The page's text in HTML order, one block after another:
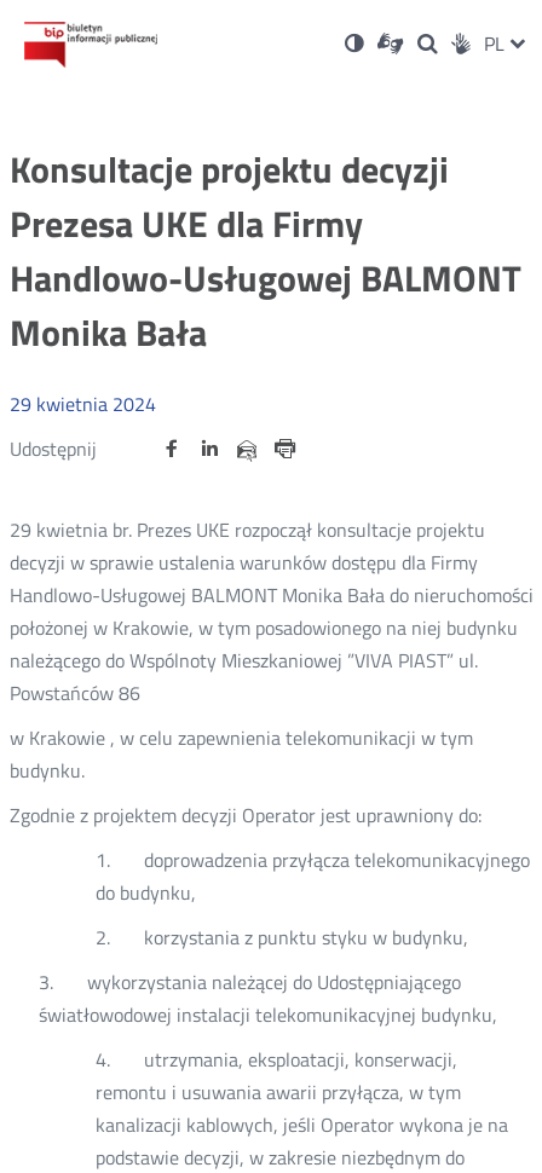
Ustawienia
Wersja
kontrastowa
Dla
niesłyszących
OtwórzOtwórz
w
Otwórz
w
Social PL
Konsultacje projektu decyzji
Prezesa UKE dla Firmy
Handlowo-Usługowej BALMONT
Monika Bała
29 kwietnia 2024
Udostępnij
Udostępnij
Otwórz Udostępnij
na
OtwórzUdostępnij
na
OtwórzUdostępnij
przez
29 kwietnia br. Prezes UKE rozpoczął konsultacje projektu
decyzji w sprawie ustalenia warunków dostępu dla Firmy
Handlowo-Usługowej BALMONT Monika Bała do nieruchomości
położonej w Krakowie, w tym posadowionego na niej budynku
należącego do Wspólnoty Mieszkaniowej ”VIVA PIAST” ul.
Powstańców 86
w Krakowie , w celu zapewnienia telekomunikacji w tym
budynku.
Zgodnie z projektem decyzji Operator jest uprawniony do:
1. doprowadzenia przyłącza telekomunikacyjnego
do budynku,
2. korzystania z punktu styku w budynku,
3. wykorzystania należącej do Udostępniającego
światłowodowej instalacji telekomunikacyjnej budynku,
4. utrzymania, eksploatacji, konserwacji,
remontu i usuwania awarii przyłącza, w tym
kanalizacji kablowych, jeśli Operator wykona je na
podstawie decyzji, w zakresie niezbędnym do